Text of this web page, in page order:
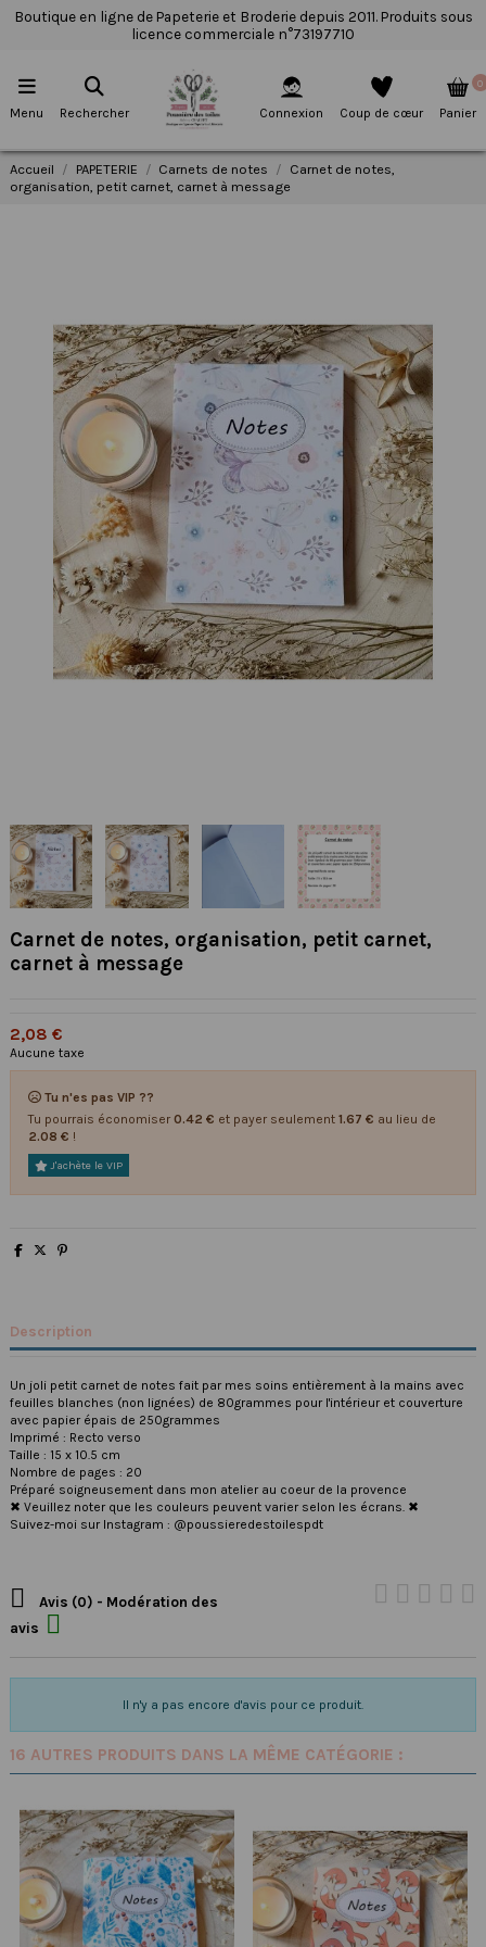
Boutique en ligne de Papeterie et Broderie depuis 2011. Produits sous
licence commerciale n°73197710
Menu Rechercher Connexion Coup de cœur
0
Panier
Accueil PAPETERIE Carnets de notes
Carnet de notes,
organisation, petit carnet, carnet à message
Carnet de notes, organisation, petit carnet,
carnet à message
2,08 €
Aucune taxe
Tu n'es pas VIP ??
Tu pourrais économiser 0.42 € et payer seulement 1.67 € au lieu de
2.08 € !
J'achète le VIP
Description
Un joli petit carnet de notes fait par mes soins entièrement à la mains avec
feuilles blanches (non lignées) de 80grammes pour l'intérieur et couverture
avec papier épais de 250grammes
Imprimé : Recto verso
Taille : 15 x 10.5 cm
Nombre de pages : 20
Préparé soigneusement dans mon atelier au coeur de la provence
✖ Veuillez noter que les couleurs peuvent varier selon les écrans. ✖
Suivez-moi sur Instagram : @poussieredestoilespdt

Avis (0) - Modération des
avis

Il n'y a pas encore d'avis pour ce produit.
16 AUTRES PRODUITS DANS LA MÊME CATÉGORIE :